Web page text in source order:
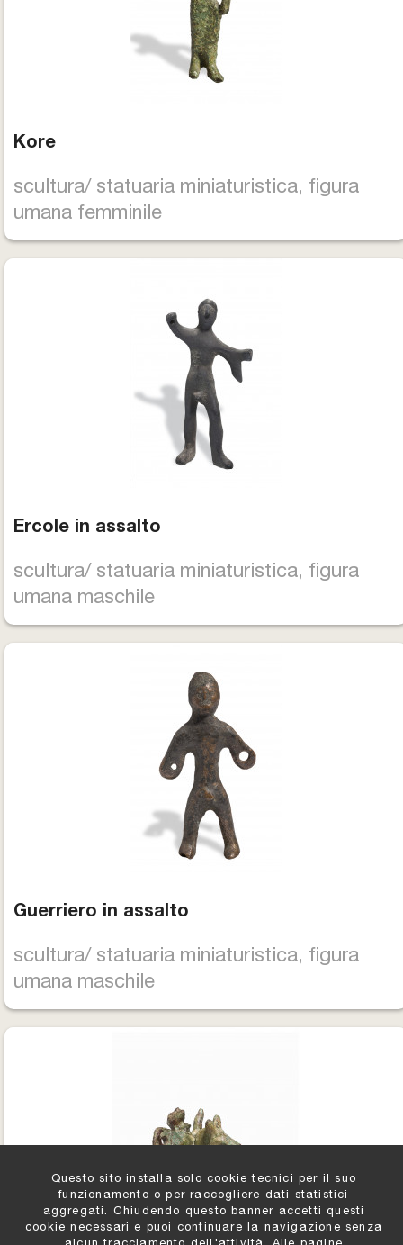
Kore
scultura/ statuaria miniaturistica, figura
umana femminile
Ercole in assalto
scultura/ statuaria miniaturistica, figura
umana maschile
Guerriero in assalto
scultura/ statuaria miniaturistica, figura
umana maschile
Questo sito installa solo cookie tecnici per il suo
funzionamento o per raccogliere dati statistici
aggregati. Chiudendo questo banner accetti questi
cookie necessari e puoi continuare la navigazione senza